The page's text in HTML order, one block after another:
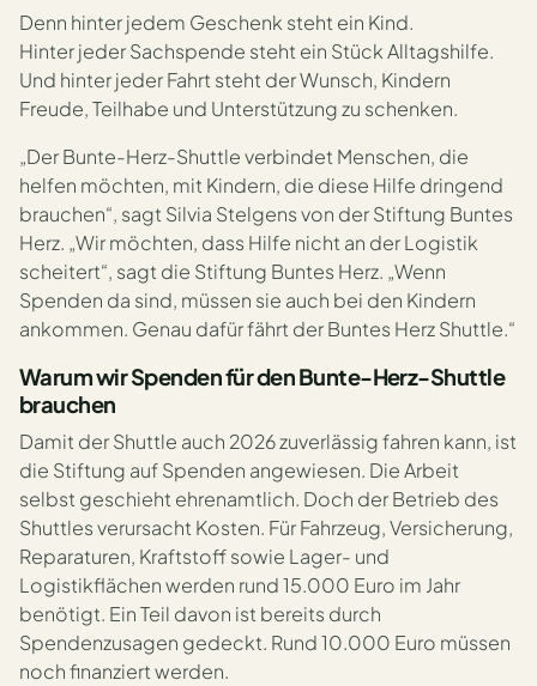
Denn hinter jedem Geschenk steht ein Kind.
Hinter jeder Sachspende steht ein Stück Alltagshilfe.
Und hinter jeder Fahrt steht der Wunsch, Kindern
Freude, Teilhabe und Unterstützung zu schenken.
„Der Bunte-Herz-Shuttle verbindet Menschen, die
helfen möchten, mit Kindern, die diese Hilfe dringend
brauchen“, sagt Silvia Stelgens von der Stiftung Buntes
Herz. „Wir möchten, dass Hilfe nicht an der Logistik
scheitert“, sagt die Stiftung Buntes Herz. „Wenn
Spenden da sind, müssen sie auch bei den Kindern
ankommen. Genau dafür fährt der Buntes Herz Shuttle.“
Warum wir Spenden für den Bunte-Herz-Shuttle
brauchen
Damit der Shuttle auch 2026 zuverlässig fahren kann, ist
die Stiftung auf Spenden angewiesen. Die Arbeit
selbst geschieht ehrenamtlich. Doch der Betrieb des
Shuttles verursacht Kosten. Für Fahrzeug, Versicherung,
Reparaturen, Kraftstoff sowie Lager- und
Logistikflächen werden rund 15.000 Euro im Jahr
benötigt. Ein Teil davon ist bereits durch
Spendenzusagen gedeckt. Rund 10.000 Euro müssen
noch finanziert werden.